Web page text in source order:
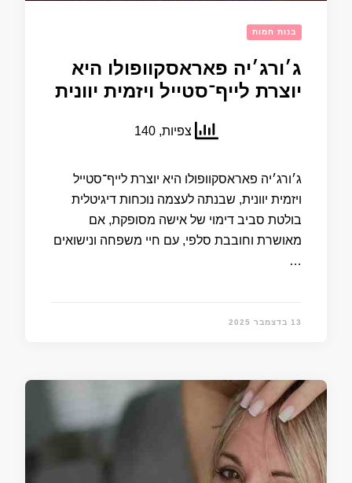
בנות חמות
ג׳ורג׳יה פאראסקוופולו היא
יוצרת לייף־סטייל ויזמית יוונית
צפיות, 140
ג׳ורג׳יה פאראסקוופולו היא יוצרת לייף־סטייל
ויזמית יוונית, שבנתה לעצמה נוכחות דיגיטלית
בולטת סביב דימוי של אישה מסופקת, אם
מאושרת וחובבת סלפי, עם חיי משפחה ונישואים
…
13 בדצמבר 2025